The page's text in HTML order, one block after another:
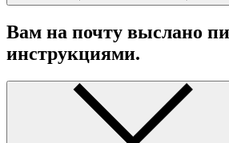
Вам на почту выслано
инструкциями.